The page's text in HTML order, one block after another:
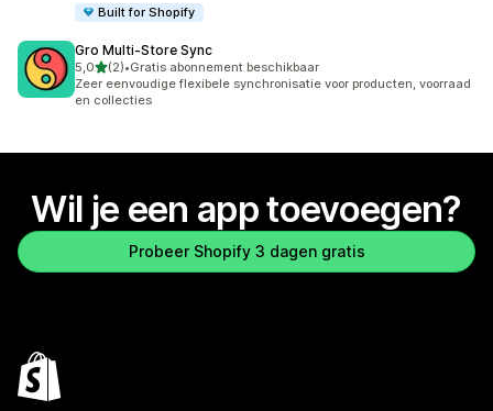
Built for Shopify
Gro Multi‑Store Sync
5,0van 5 sterren
(2)
2 recensies in totaal
•Gratis abonnement beschikbaar
Zeer eenvoudige flexibele synchronisatie voor producten, voorraad
en collecties
Wil je een app toevoegen?
Probeer Shopify 3 dagen gratis